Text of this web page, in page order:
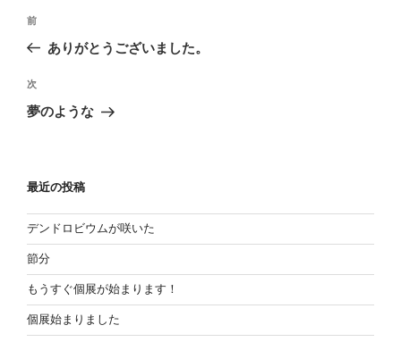
投
ビ
ゲ
ョ
ン
過
の
稿
前
ありがとうございました。
次
投
次
夢のような
最近の投稿
デンドロビウムが咲いた
節分
もうすぐ個展が始まります！
個展始まりました